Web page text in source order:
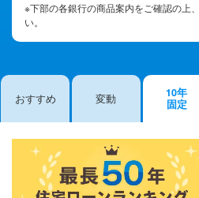
※下部の各銀行の商品案内をご確認の上
い。
おすすめ 変動
10年
固定